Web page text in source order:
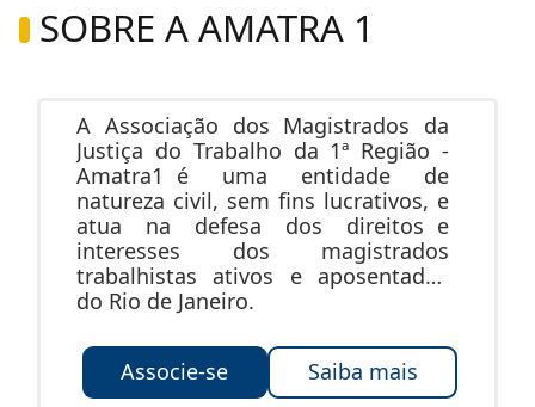
SOBRE A AMATRA 1
A Associação dos Magistrados da
Justiça do Trabalho da 1ª Região -
Amatra1 é uma entidade de
natureza civil, sem fins lucrativos, e
atua na defesa dos direitos e
interesses dos magistrados
trabalhistas ativos e aposentados
do Rio de Janeiro.
Associe-se Saiba mais